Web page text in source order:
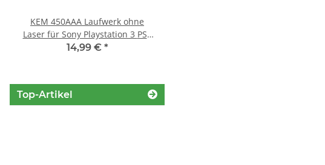
KEM 450AAA Laufwerk ohne
Laser für Sony Playstation 3 PS3
Slim gebraucht
14,99 € *
Top-Artikel